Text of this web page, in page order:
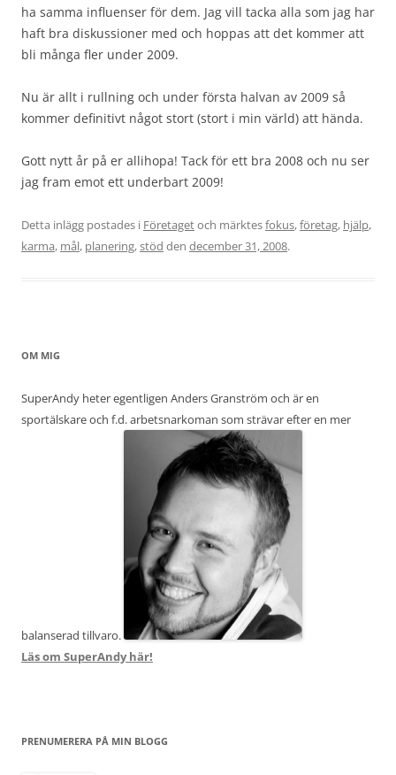
ha samma influenser för dem. Jag vill tacka alla som jag har
haft bra diskussioner med och hoppas att det kommer att
bli många fler under 2009.
Nu är allt i rullning och under första halvan av 2009 så
kommer definitivt något stort (stort i min värld) att hända.
Gott nytt år på er allihopa! Tack för ett bra 2008 och nu ser
jag fram emot ett underbart 2009!
Detta inlägg postades i Företagetoch märktesfokus,företag, hjälp,
karma, mål, planering,stöd den december 31, 2008.
OM MIG
SuperAndy heter egentligen Anders Granström och är en
sportälskare och f.d. arbetsnarkoman som strävar efter en mer
balanserad tillvaro.
Läs om SuperAndy här!
PRENUMERERA PÅ MIN BLOGG